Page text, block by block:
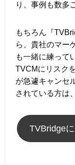
り、事例も数多
もちろん『
ら、貴社のマー
も一緒に練って
TVCMにリスク
が急遽キャンセ
されている方は
TVBridge